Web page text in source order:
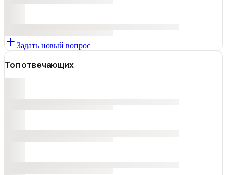
Задать новый вопрос
Топ отвечающих